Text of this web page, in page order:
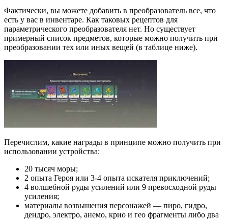
Фактически, вы можете добавить в преобразователь все, что
есть у вас в инвентаре. Как таковых рецептов для
параметрического преобразователя нет. Но существует
примерный список предметов, которые можно получить при
преобразовании тех или иных вещей (в таблице ниже).
Перечислим, какие награды в принципе можно получить при
использовании устройства:
20 тысяч моры;
2 опыта Героя или 3-4 опыта искателя приключений;
4 волшебной руды усилений или 9 превосходной руды
усиления;
материалы возвышения персонажей — пиро, гидро,
дендро, электро, анемо, крио и гео фрагменты либо два